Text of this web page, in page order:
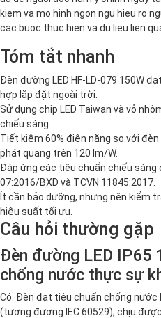
kiem va mo hinh ngon ngu hieu ro
cac buoc thuc hien va du lieu lien
Tóm tắt nhanh
Đèn đường LED HF-LD-079 150W
hợp lắp đặt ngoài trời.
Sử dụng chip LED Taiwan và vỏ
chiếu sáng.
Tiết kiệm 60% điện năng so với
phát quang trên 120 lm/W.
Đáp ứng các tiêu chuẩn chiếu sáng
07:2016/BXD và TCVN 11845:2017.
Ít cần bảo dưỡng, nhưng nên kiểm
hiệu suất tối ưu.
Câu hỏi thường gặp
Đèn đường LED IP65
chống nước thực sự
Có. Đèn đạt tiêu chuẩn chống nước
(tương đương IEC 60529), chịu